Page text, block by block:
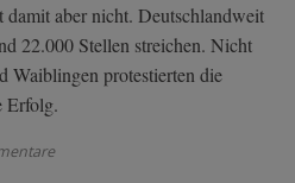
damit aber nicht. Deutschlandweit
22.000 Stellen streichen. Nicht
Waiblingen protestierten die
Erfolg.